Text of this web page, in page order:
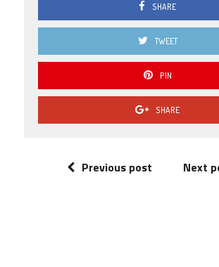
SHARE
TWEET
PIN
SHARE
Previous post Next